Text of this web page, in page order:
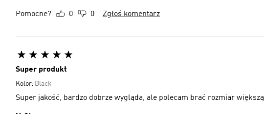
Pomocne? 0 0 Zgłoś komentarz
Super produkt
Kolor: Black
Super jakość, bardzo dobrze wygląda, ale polecam brać rozmiar większą